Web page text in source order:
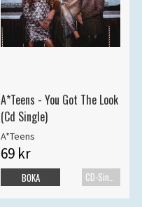
A*Teens - You Got The Look
(Cd Single)
A*Teens
69 kr
BOKA